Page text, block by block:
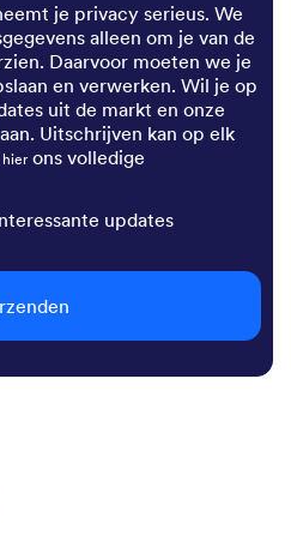
je privacy serieus. We
alleen om je van de
Daarvoor moeten we je
en verwerken. Wil je op
uit de markt en onze
Uitschrijven kan op elk
hierons volledige
updates